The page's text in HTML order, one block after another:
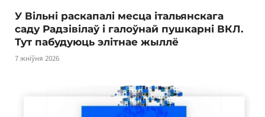
У Вільні раскапалі месца італьянскага
саду Радзівілаў і галоўнай пушкарні ВКЛ.
Тут пабудуюць элітнае жыллё
7 жніўня 2026